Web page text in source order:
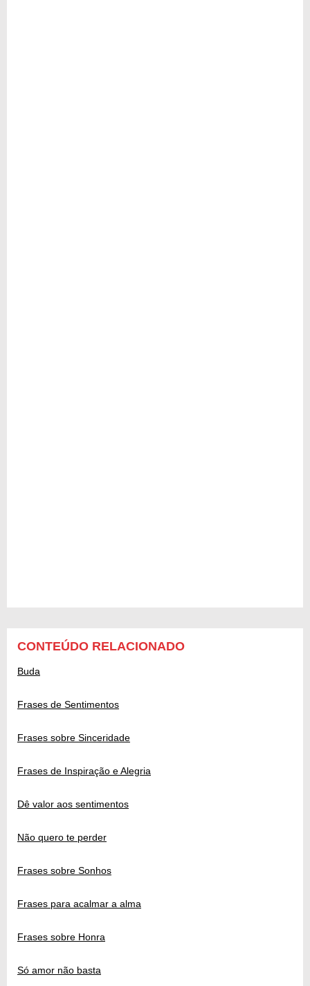
CONTEÚDO RELACIONADO
Buda
Frases de Sentimentos
Frases sobre Sinceridade
Frases de Inspiração e Alegria
Dê valor aos sentimentos
Não quero te perder
Frases sobre Sonhos
Frases para acalmar a alma
Frases sobre Honra
Só amor não basta